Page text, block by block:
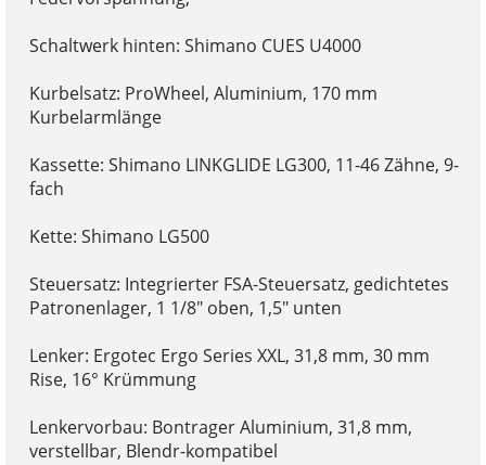
Schaltwerk hinten: Shimano CUES U4000
Kurbelsatz: ProWheel, Aluminium, 170 mm
Kurbelarmlänge
Kassette: Shimano LINKGLIDE LG300, 11-46 Zähne, 9-
fach
Kette: Shimano LG500
Steuersatz: Integrierter FSA-Steuersatz, gedichtetes
Patronenlager, 1 1/8" oben, 1,5" unten
Lenker: Ergotec Ergo Series XXL, 31,8 mm, 30 mm
Rise, 16° Krümmung
Lenkervorbau: Bontrager Aluminium, 31,8 mm,
verstellbar, Blendr-kompatibel